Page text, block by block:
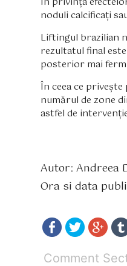
noduli calcificați
Liftingul brazilian
rezultatul final
posterior mai
În ceea ce
numărul de zone
astfel de
Autor: Andreea
Ora si data
Comment